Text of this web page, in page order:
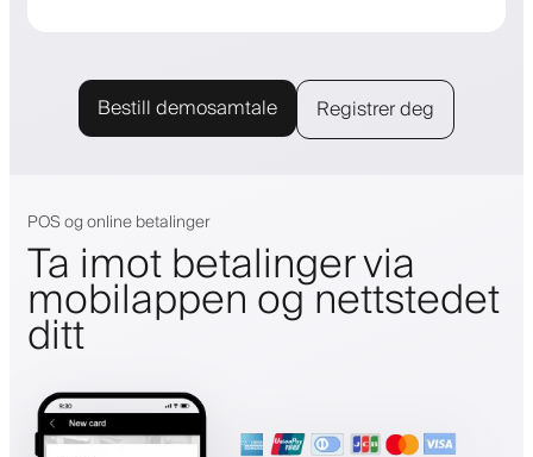
Bestill demosamtale Registrer deg
POS og online betalinger
Ta imot betalinger via
mobilappen og nettstedet
ditt